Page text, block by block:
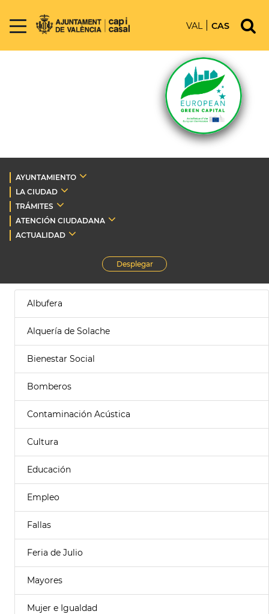
VAL CAS
AYUNTAMIENTO
LA CIUDAD
TRÁMITES
ATENCIÓN CIUDADANA
ACTUALIDAD
Desplegar
Albufera
Alquería de Solache
Bienestar Social
Bomberos
Contaminación Acústica
Cultura
Educación
Empleo
Fallas
Feria de Julio
Mayores
Mujer e Igualdad